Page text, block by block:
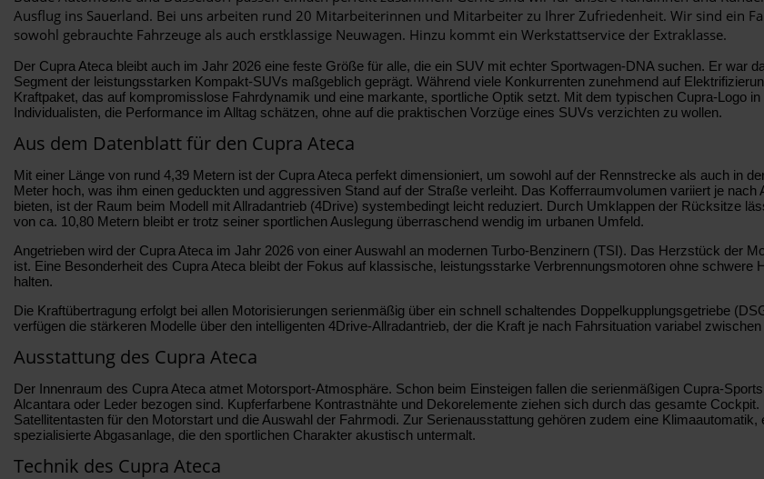
Ausflug ins Sauerland. Bei uns arbeiten rund 20 Mitarbeiterinnen und Mitarbeiter zu Ihrer Zufriedenheit. Wir sind ein
sowohl gebrauchte Fahrzeuge als auch erstklassige Neuwagen. Hinzu kommt ein Werkstattservice der Extraklasse.
Der Cupra Ateca bleibt auch im Jahr 2026 eine feste Größe für alle, die ein SUV mit echter Sportwagen-DNA suchen. Er war
Segment der leistungsstarken Kompakt-SUVs maßgeblich geprägt. Während viele Konkurrenten zunehmend auf
Kraftpaket, das auf kompromisslose Fahrdynamik und eine markante, sportliche Optik setzt. Mit dem typischen Cupra-Logo
Individualisten, die Performance im Alltag schätzen, ohne auf die praktischen Vorzüge eines SUVs verzichten zu wollen.
Aus dem Datenblatt für den Cupra Ateca
Mit einer Länge von rund 4,39 Metern ist der Cupra Ateca perfekt dimensioniert, um sowohl auf der Rennstrecke als auch in
Meter hoch, was ihm einen geduckten und aggressiven Stand auf der Straße verleiht. Das Kofferraumvolumen variiert je
bieten, ist der Raum beim Modell mit Allradantrieb (4Drive) systembedingt leicht reduziert. Durch Umklappen der Rücksitze
von ca. 10,80 Metern bleibt er trotz seiner sportlichen Auslegung überraschend wendig im urbanen Umfeld.
Angetrieben wird der Cupra Ateca im Jahr 2026 von einer Auswahl an modernen Turbo-Benzinern (TSI). Das Herzstück der
ist. Eine Besonderheit des Cupra Ateca bleibt der Fokus auf klassische, leistungsstarke Verbrennungsmotoren ohne
halten.
Die Kraftübertragung erfolgt bei allen Motorisierungen serienmäßig über ein schnell schaltendes Doppelkupplungsgetriebe
verfügen die stärkeren Modelle über den intelligenten 4Drive-Allradantrieb, der die Kraft je nach Fahrsituation variabel
Ausstattung des Cupra Ateca
Der Innenraum des Cupra Ateca atmet Motorsport-Atmosphäre. Schon beim Einsteigen fallen die serienmäßigen Cupra-
Alcantara oder Leder bezogen sind. Kupferfarbene Kontrastnähte und Dekorelemente ziehen sich durch das gesamte
Satellitentasten für den Motorstart und die Auswahl der Fahrmodi. Zur Serienausstattung gehören zudem eine
spezialisierte Abgasanlage, die den sportlichen Charakter akustisch untermalt.
Technik des Cupra Ateca